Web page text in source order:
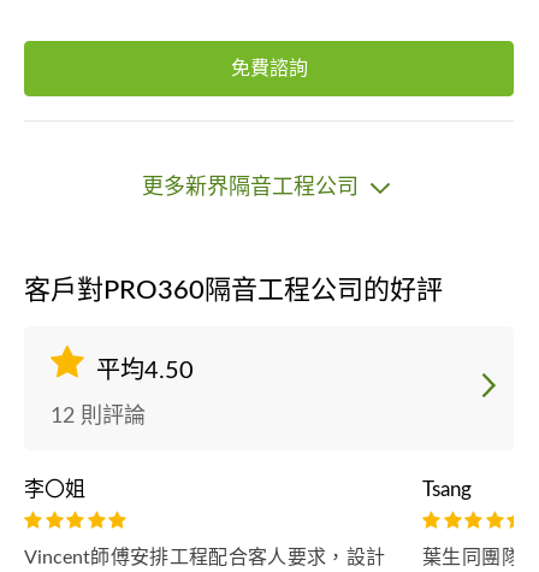
免費諮詢
更多新界隔音工程公司
客戶對PRO360隔音工程公司的好評
平均4.50
12 則評論
李〇姐
Vincent師傅安排工程配合客人要求，設計
Tsang
葉生同團隊